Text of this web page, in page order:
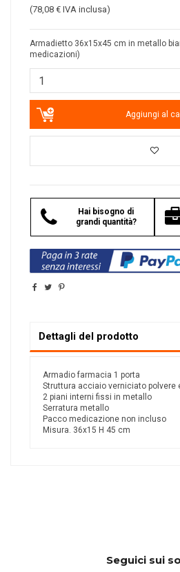
(78,08 € IVA inclusa)
Armadietto 36x15x45 cm in metallo
medicazioni)
Aggiungi al
Hai bisogno di
grandi quantità?
Dettagli del prodotto
Armadio farmacia 1 porta
Struttura acciaio verniciato polvere
2 piani interni fissi in metallo
Serratura metallo
Pacco medicazione non incluso
Misura. 36x15 H 45 cm
Seguici sui